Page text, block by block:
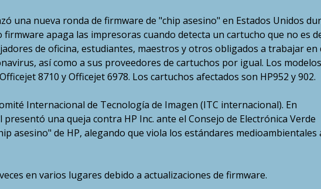
una nueva ronda de firmware de "chip asesino" en Estados Unidos
firmware apaga las impresoras cuando detecta un cartucho que no es
de oficina, estudiantes, maestros y otros obligados a trabajar en
así como a sus proveedores de cartuchos por igual. Los
8710 y Officejet 6978. Los cartuchos afectados son HP952 y 902.
Internacional de Tecnología de Imagen (ITC internacional). En
una queja contra HP Inc. ante el Consejo de Electrónica Verde
asesino" de HP, alegando que viola los estándares medioambientales
en varios lugares debido a actualizaciones de firmware.